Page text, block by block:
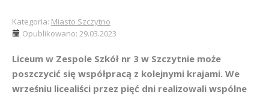
Kategoria: Miasto Szczytno
Opublikowano: 29.03.2023
Liceum w Zespole Szkół nr 3 w Szczytnie może
poszczycić się współpracą z kolejnymi krajami. We
wrześniu licealiści przez pięć dni realizowali wspólne